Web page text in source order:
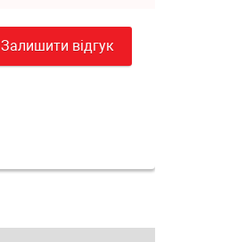
Залишити відгук